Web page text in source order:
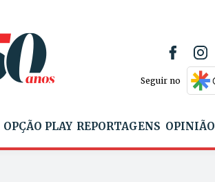
Seguir no
OPÇÃO PLAY REPORTAGENS OPINIÃO